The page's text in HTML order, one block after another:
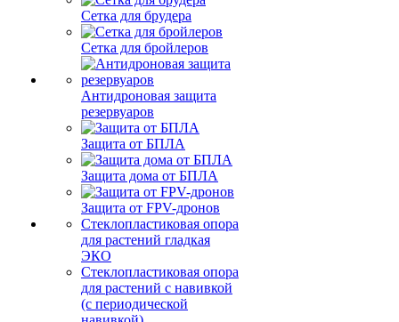
Сетка для брудера
Сетка для бройлеров
Антидроновая защита
резервуаров
Защита от БПЛА
Защита дома от БПЛА
Защита от FPV-дронов
Стеклопластиковая опора
для растений гладкая
ЭКО
Стеклопластиковая опора
для растений с навивкой
(с периодической